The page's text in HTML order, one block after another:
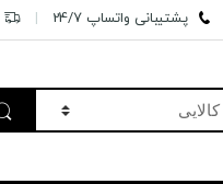
پشتیبانی واتساپ 24/7